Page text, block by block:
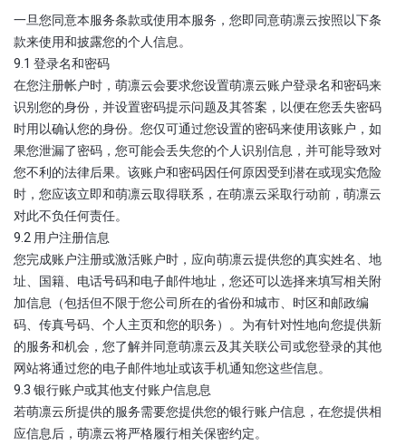
一旦您同意本服务条款或使用本服务，您即同意萌凛云按照以下条
款来使用和披露您的个人信息。
9.1 登录名和密码
在您注册帐户时，萌凛云会要求您设置萌凛云账户登录名和密码来
识别您的身份，并设置密码提示问题及其答案，以便在您丢失密码
时用以确认您的身份。您仅可通过您设置的密码来使用该账户，如
果您泄漏了密码，您可能会丢失您的个人识别信息，并可能导致对
您不利的法律后果。该账户和密码因任何原因受到潜在或现实危险
时，您应该立即和萌凛云取得联系，在萌凛云采取行动前，萌凛云
对此不负任何责任。
9.2 用户注册信息
您完成账户注册或激活账户时，应向萌凛云提供您的真实姓名、地
址、国籍、电话号码和电子邮件地址，您还可以选择来填写相关附
加信息（包括但不限于您公司所在的省份和城市、时区和邮政编
码、传真号码、个人主页和您的职务）。为有针对性地向您提供新
的服务和机会，您了解并同意萌凛云及其关联公司或您登录的其他
网站将通过您的电子邮件地址或该手机通知您这些信息。
9.3 银行账户或其他支付账户信息息
若萌凛云所提供的服务需要您提供您的银行账户信息，在您提供相
应信息后，萌凛云将严格履行相关保密约定。